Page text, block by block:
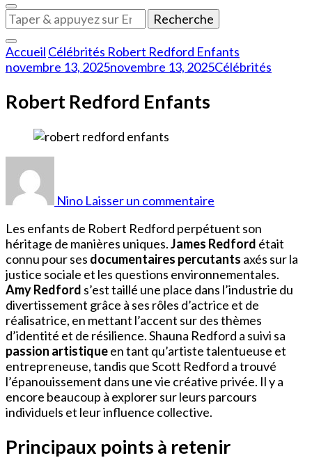
Vous
recherchiez
quelque
chose
?
Accueil Célébrités Robert Redford Enfants
novembre 13, 2025novembre 13, 2025Célébrités
Robert Redford Enfants
Nino Laisser un commentaire
Enfants
Les enfants de Robert Redford perpétuent son
héritage de manières uniques.James Redford était
connu pour ses documentaires percutants axés sur la
justice sociale et les questions environnementales.
Amy Redford s’est taillé une place dans l’industrie du
divertissement grâce à ses rôles d’actrice et de
réalisatrice, en mettant l’accent sur des thèmes
d’identité et de résilience. Shauna Redford a suivi sa
passion artistiqueen tant qu’artiste talentueuse et
entrepreneuse, tandis que Scott Redford a trouvé
l’épanouissement dans une vie créative privée. Il y a
encore beaucoup à explorer sur leurs parcours
individuels et leur influence collective.
Principaux points à retenir